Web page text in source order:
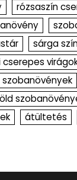
rózsaszín
sárga
cserepes
szobanövények
átültetés